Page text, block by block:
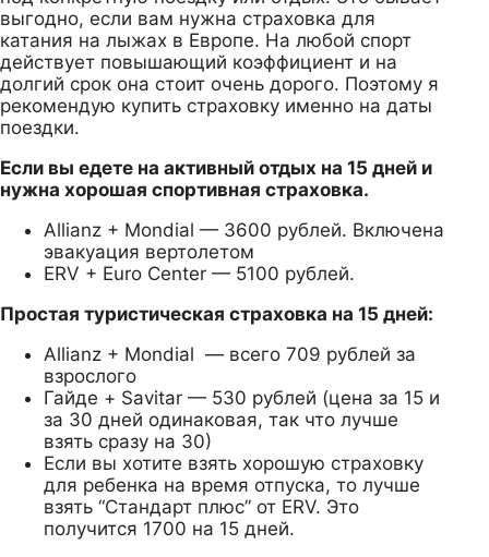
выгодно, если вам нужна страховка для
катания на лыжах в Европе. На любой спорт
действует повышающий коэффициент и на
долгий срок она стоит очень дорого. Поэтому я
рекомендую купить страховку именно на даты
поездки.
Если вы едете на активный отдых на 15 дней и
нужна хорошая спортивная страховка.
Allianz + Mondial — 3600 рублей. Включена
эвакуация вертолетом
ERV + Euro Center — 5100 рублей.
Простая туристическая страховка на 15 дней:
Allianz + Mondial — всего 709 рублей за
взрослого
Гайде + Savitar — 530 рублей (цена за 15 и
за 30 дней одинаковая, так что лучше
взять сразу на 30)
Если вы хотите взять хорошую страховку
для ребенка на время отпуска, то лучше
взять “Стандарт плюс” от ERV. Это
получится 1700 на 15 дней.